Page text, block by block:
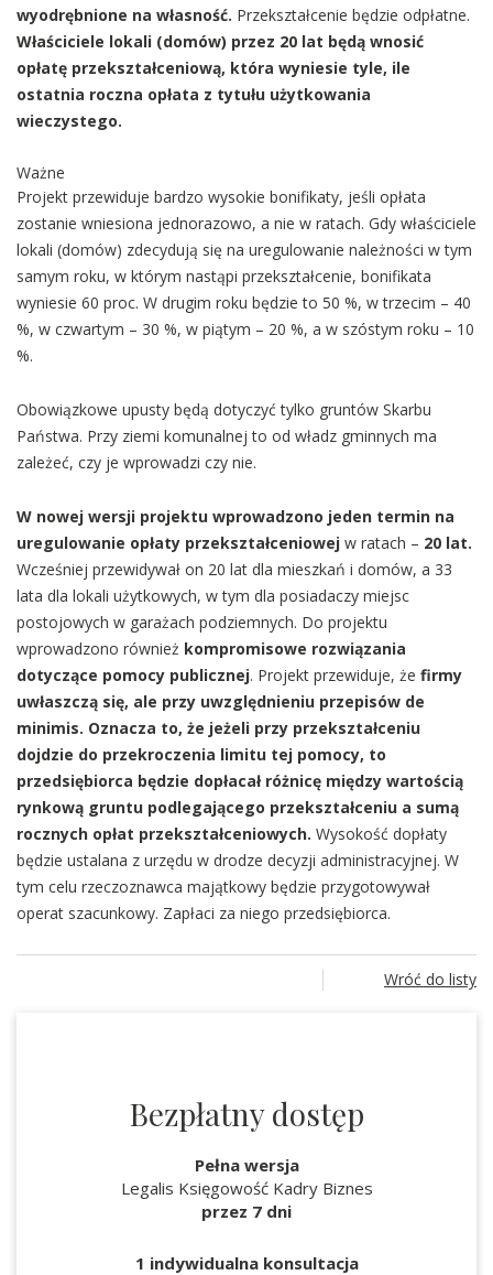
wyodrębnione na własność. Przekształcenie będzie odpłatne.
Właściciele lokali (domów) przez 20 lat będą wnosić
opłatę przekształceniową, która wyniesie tyle, ile
ostatnia roczna opłata z tytułu użytkowania
wieczystego.
Ważne
Projekt przewiduje bardzo wysokie bonifikaty, jeśli opłata
zostanie wniesiona jednorazowo, a nie w ratach. Gdy właściciele
lokali (domów) zdecydują się na uregulowanie należności w tym
samym roku, w którym nastąpi przekształcenie, bonifikata
wyniesie 60 proc. W drugim roku będzie to 50 %, w trzecim – 40
%, w czwartym – 30 %, w piątym – 20 %, a w szóstym roku – 10
%.
Obowiązkowe upusty będą dotyczyć tylko gruntów Skarbu
Państwa. Przy ziemi komunalnej to od władz gminnych ma
zależeć, czy je wprowadzi czy nie.
W nowej wersji projektu wprowadzono jeden termin na
uregulowanie opłaty przekształceniowej w ratach – 20 lat.
Wcześniej przewidywał on 20 lat dla mieszkań i domów, a 33
lata dla lokali użytkowych, w tym dla posiadaczy miejsc
postojowych w garażach podziemnych. Do projektu
wprowadzono również kompromisowe rozwiązania
dotyczące pomocy publicznej. Projekt przewiduje, że firmy
uwłaszczą się, ale przy uwzględnieniu przepisów de
minimis. Oznacza to, że jeżeli przy przekształceniu
dojdzie do przekroczenia limitu tej pomocy, to
przedsiębiorca będzie dopłacał różnicę między wartością
rynkową gruntu podlegającego przekształceniu a sumą
rocznych opłat przekształceniowych. Wysokość dopłaty
będzie ustalana z urzędu w drodze decyzji administracyjnej. W
tym celu rzeczoznawca majątkowy będzie przygotowywał
operat szacunkowy. Zapłaci za niego przedsiębiorca.
Wróć do listy
Bezpłatny dostęp
Pełna wersja
Legalis Księgowość Kadry Biznes
przez 7 dni
1 indywidualna konsultacja